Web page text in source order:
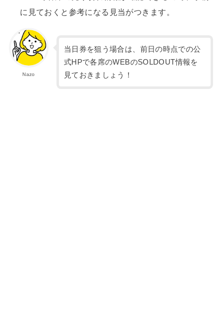
に見ておくと参考になる見当がつきます。
Nazo
当日券を狙う場合は、前日の時点での公
式HPで各席のWEBのSOLDOUT情報を
見ておきましょう！